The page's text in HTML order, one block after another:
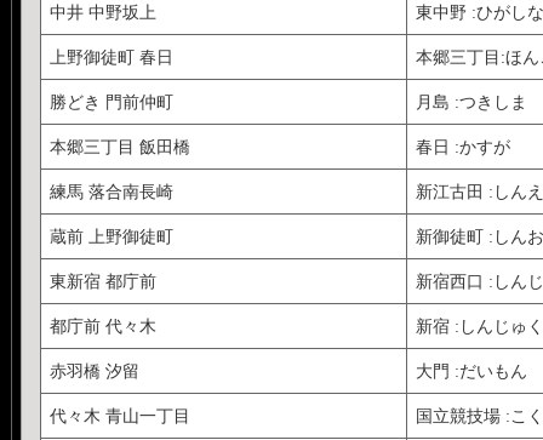
中井 中野坂上 東中野 :ひがし
上野御徒町 春日 本郷三丁目:ほ
勝どき 門前仲町 月島 :つきしま
本郷三丁目 飯田橋 春日 :かすが
練馬 落合南長崎 新江古田 :しん
蔵前 上野御徒町 新御徒町 :しん
東新宿 都庁前 新宿西口 :しん
都庁前 代々木 新宿 :しんじゅく
赤羽橋 汐留 大門 :だいもん
代々木 青山一丁目 国立競技場 :こ